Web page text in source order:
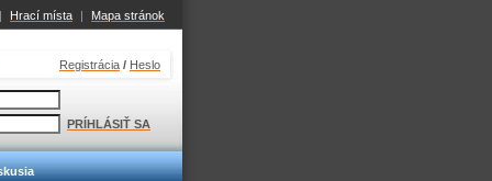
| Hrací místa | Mapa stránok
Registrácia / Heslo
PRÍHLÁSIŤ SA